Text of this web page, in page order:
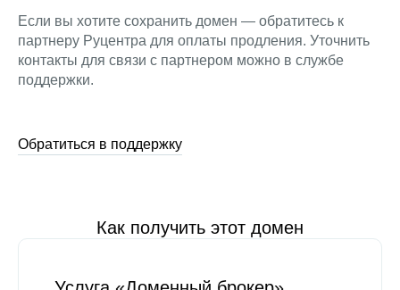
Если вы хотите сохранить домен — обратитесь к
партнеру Руцентра для оплаты продления. Уточнить
контакты для связи с партнером можно в службе
поддержки.
Обратиться в поддержку
Как получить этот домен